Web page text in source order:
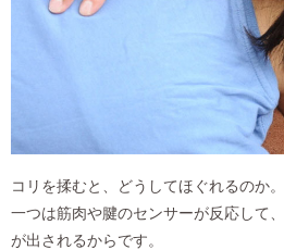
コリを揉むと、どうしてほぐれるのか。
一つは筋肉や腱のセンサーが反応して
が出されるからです。